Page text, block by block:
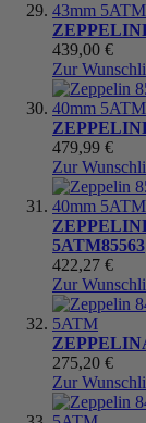
ZEPPELIN
439,00 €
Zur
ZEPPELIN
479,99 €
Zur
ZEPPELIN
5ATM85563
422,27 €
Zur
ZEPPELIN
275,20 €
Zur